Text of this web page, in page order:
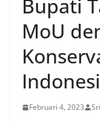
dengan
masing-
akrab,
situasi
Bupati
MoU
Februari 4, 2023